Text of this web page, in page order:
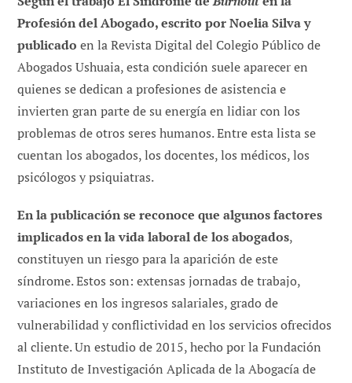
Profesión del Abogado, escrito por Noelia Silva y
publicado en la Revista Digital del Colegio Público de
Abogados Ushuaia, esta condición suele aparecer en
quienes se dedican a profesiones de asistencia e
invierten gran parte de su energía en lidiar con los
problemas de otros seres humanos. Entre esta lista se
cuentan los abogados, los docentes, los médicos, los
psicólogos y psiquiatras.
En la publicación se reconoce que algunos factores
implicados en la vida laboral de los abogados,
constituyen un riesgo para la aparición de este
síndrome. Estos son: extensas jornadas de trabajo,
variaciones en los ingresos salariales, grado de
vulnerabilidad y conflictividad en los servicios ofrecidos
al cliente. Un estudio de 2015, hecho por la Fundación
Instituto de Investigación Aplicada de la Abogacía de